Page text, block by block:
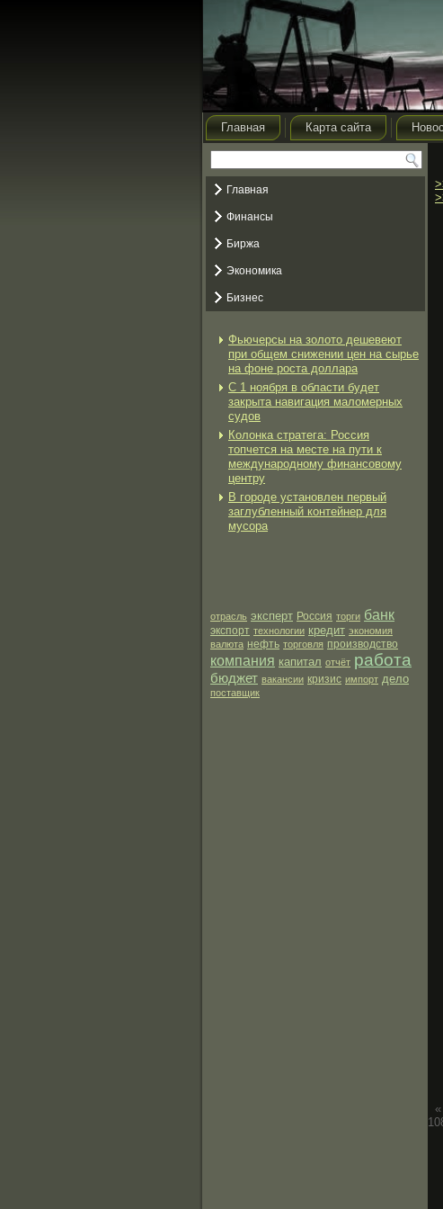
Главная Карта сайта
Главная
Финансы
Биржа
Экономика
Бизнес
Фьючерсы на золото дешевеют
при общем снижении цен на сырье
на фоне роста доллара
С 1 ноября в области будет
закрыта навигация маломерных
судов
Колонка стратега: Россия
топчется на месте на пути к
международному финансовому
центру
В городе установлен первый
заглубленный контейнер для
мусора
отрасль эксперт Россия торги банк
экспорт технологии кредит экономия
валюта нефть торговля производство
компания капитал отчёт работа
бюджет вакансии кризис импорт дело
поставщик
«